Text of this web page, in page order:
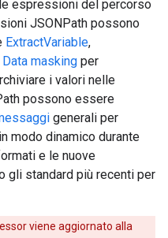
espressioni del percorso
JSONPath possono
ExtractVariable,
Data masking per
i valori nelle
possono essere
generali per
modo dinamico durante
e le nuove
gli standard più recenti per
viene aggiornato alla